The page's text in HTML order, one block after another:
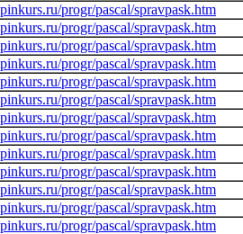
progr/pascal/spravpask.htm
progr/pascal/spravpask.htm
progr/pascal/spravpask.htm
progr/pascal/spravpask.htm
progr/pascal/spravpask.htm
progr/pascal/spravpask.htm
progr/pascal/spravpask.htm
progr/pascal/spravpask.htm
progr/pascal/spravpask.htm
progr/pascal/spravpask.htm
progr/pascal/spravpask.htm
progr/pascal/spravpask.htm
progr/pascal/spravpask.htm